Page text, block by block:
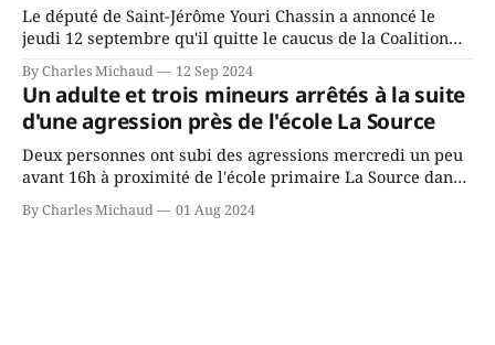
Le député de Saint-Jérôme Youri Chassin a annoncé le
jeudi 12 septembre qu'il quitte le caucus de la Coalition
Avenir Québec de François Legault parce qu'il est déçu du
gouvernement de la CAQ, surtout de son incapacité, qu'il
juge chronique, à offrir des
By Charles Michaud 12 Sep 2024
Un adulte et trois mineurs arrêtés à la suite
d'une agression près de l'école La Source
Deux personnes ont subi des agressions mercredi un peu
avant 16h à proximité de l'école primaire La Source dans
le secteur Bellefeuille de Saint-Jérôme. L'une de deux
victimes aurait été écrasée sous un véhicule et aspergée
By Charles Michaud 01 Aug 2024